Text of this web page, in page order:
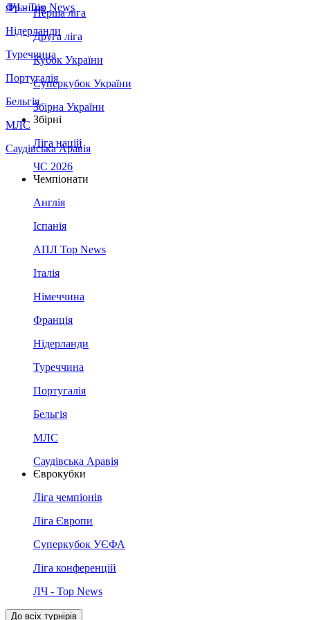
Франція
Нідерланди
Туреччина
Португалія
Бельгія
МЛС
Саудівська Аравія
ЛЧ - Top News
Перша ліга
Друга ліга
Кубок України
Суперкубок України
Збірна України
Збірні
Ліга націй
ЧС 2026
Чемпіонати
Англія
Іспанія
АПЛ Top News
Італія
Німеччина
Франція
Нідерланди
Туреччина
Португалія
Бельгія
МЛС
Саудівська Аравія
Єврокубки
Ліга чемпіонів
Ліга Європи
Суперкубок УЄФА
Ліга конференцій
ЛЧ - Top News
До всіх турнірів